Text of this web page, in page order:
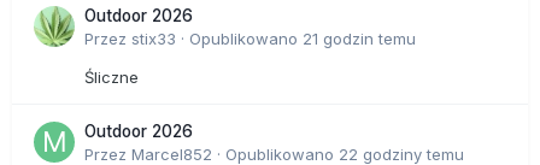
Outdoor 2026
Przez stix33 · Opublikowano 21 godzin temu
Śliczne
Outdoor 2026
Przez Marcel852 · Opublikowano 22 godziny temu